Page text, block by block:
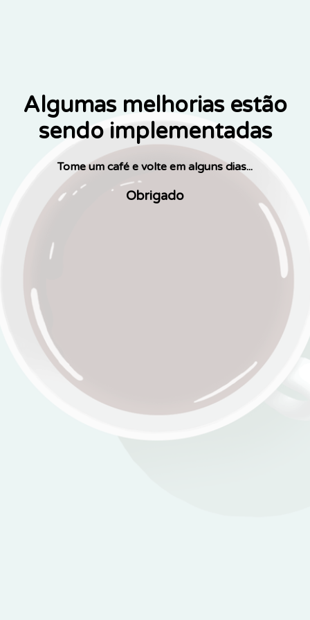
Algumas melhorias estão
sendo implementadas
Tome um café e volte em alguns dias...
Obrigado